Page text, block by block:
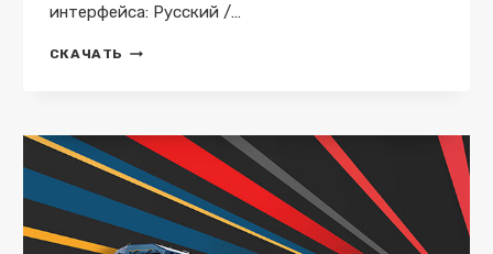
интерфейса: Русский /…
СКАЧАТЬ BEAUTIFUL